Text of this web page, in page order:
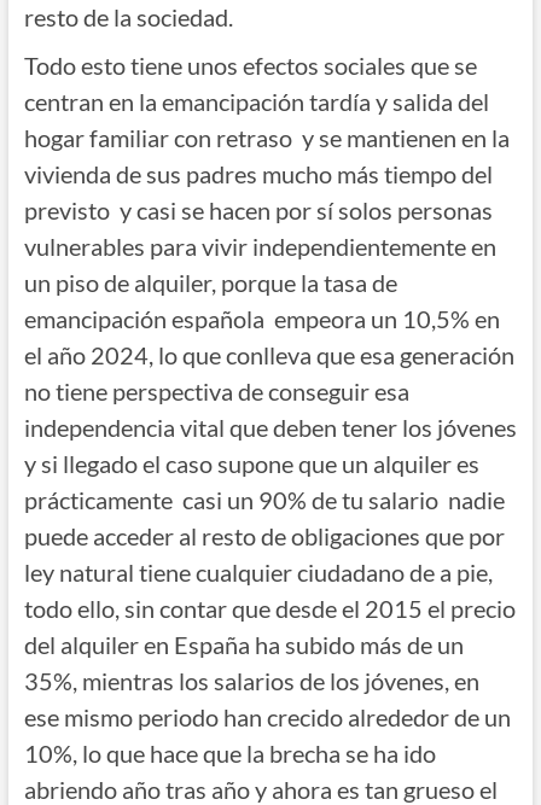
resto de la sociedad.
Todo esto tiene unos efectos sociales que se
centran en la emancipación tardía y salida del
hogar familiar con retraso y se mantienen en la
vivienda de sus padres mucho más tiempo del
previsto y casi se hacen por sí solos personas
vulnerables para vivir independientemente en
un piso de alquiler, porque la tasa de
emancipación española empeora un 10,5% en
el año 2024, lo que conlleva que esa generación
no tiene perspectiva de conseguir esa
independencia vital que deben tener los jóvenes
y si llegado el caso supone que un alquiler es
prácticamente casi un 90% de tu salario nadie
puede acceder al resto de obligaciones que por
ley natural tiene cualquier ciudadano de a pie,
todo ello, sin contar que desde el 2015 el precio
del alquiler en España ha subido más de un
35%, mientras los salarios de los jóvenes, en
ese mismo periodo han crecido alrededor de un
10%, lo que hace que la brecha se ha ido
abriendo año tras año y ahora es tan grueso el